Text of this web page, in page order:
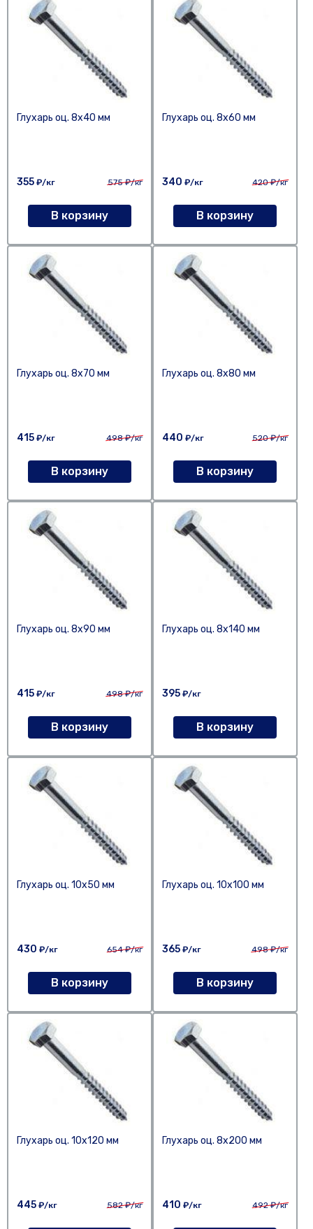
Глухарь оц. 8х40 мм
355 ₽/кг 575₽/кг
В корзину
Глухарь оц. 8х60 мм
340 ₽/кг 420₽/кг
В корзину
Глухарь оц. 8х70 мм
415 ₽/кг 498₽/кг
В корзину
Глухарь оц. 8х80 мм
440 ₽/кг 520₽/кг
В корзину
Глухарь оц. 8х90 мм
415 ₽/кг 498₽/кг
В корзину
Глухарь оц. 8х140 мм
395 ₽/кг
В корзину
Глухарь оц. 10х50 мм
430 ₽/кг 654₽/кг
В корзину
Глухарь оц. 10х100 мм
365 ₽/кг 498₽/кг
В корзину
Глухарь оц. 10х120 мм
445 ₽/кг 582₽/кг
Глухарь оц. 8х200 мм
410 ₽/кг 492₽/кг